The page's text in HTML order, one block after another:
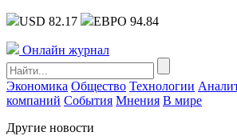
USD 82.17 ЕВРО 94.84
Онлайн журнал
Экономика Общество Технологии
компаний События Мнения В мире
Другие новости